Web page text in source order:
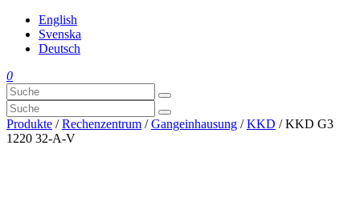
English
Svenska
Deutsch
0
Produkte /Rechenzentrum /Gangeinhausung /KKD / KKD G3
1220 32-A-V